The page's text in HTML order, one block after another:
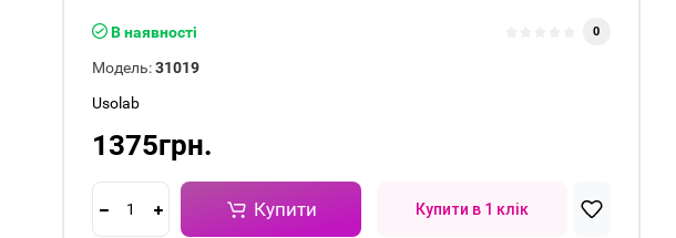
В наявності 0
Модель: 31019
Usolab
1375грн.
Купити Купити в 1 клік